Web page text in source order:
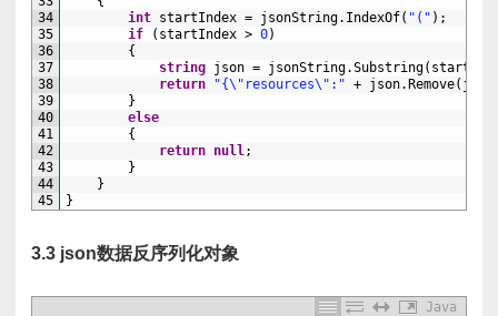
34
35
36
37
38
39
40
41
42
43
44
45
int startIndex = jsonString. IndexOf( "(" ) ;
if
( startIndex > 0)
{
string json = jsonString.Substring(
return
"{\"resources\":" + json.Remove( json
}
else
{
return null ;
}
}
}
3.3 json数据反序列化对象
Java